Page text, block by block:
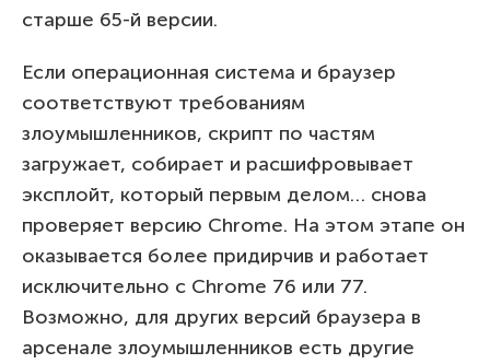
старше 65-й версии.
Если операционная система и браузер
соответствуют требованиям
злоумышленников, скрипт по частям
загружает, собирает и расшифровывает
эксплойт, который первым делом… снова
проверяет версию Chrome. На этом этапе он
оказывается более придирчив и работает
исключительно с Chrome 76 или 77.
Возможно, для других версий браузера в
арсенале злоумышленников есть другие